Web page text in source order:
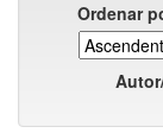
Ordenar